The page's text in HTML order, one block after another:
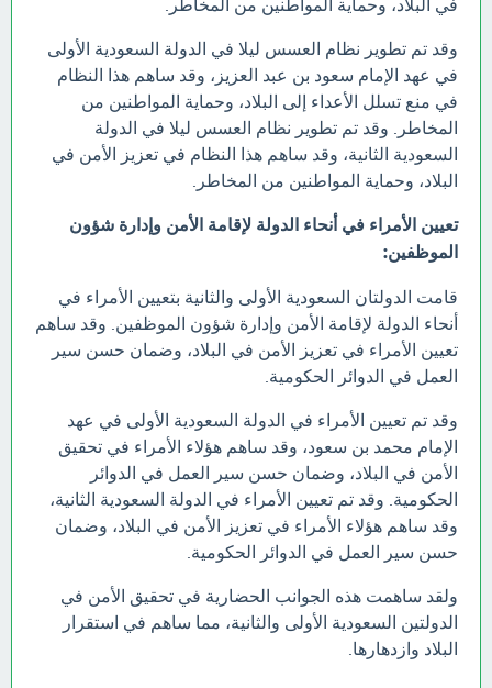
في البلاد، وحماية المواطنين من المخاطر.
وقد تم تطوير نظام العسس ليلا في الدولة السعودية الأولى
في عهد الإمام سعود بن عبد العزيز، وقد ساهم هذا النظام
في منع تسلل الأعداء إلى البلاد، وحماية المواطنين من
المخاطر. وقد تم تطوير نظام العسس ليلا في الدولة
السعودية الثانية، وقد ساهم هذا النظام في تعزيز الأمن في
البلاد، وحماية المواطنين من المخاطر.
تعيين الأمراء في أنحاء الدولة لإقامة الأمن وإدارة شؤون
الموظفين:
قامت الدولتان السعودية الأولى والثانية بتعيين الأمراء في
أنحاء الدولة لإقامة الأمن وإدارة شؤون الموظفين. وقد ساهم
تعيين الأمراء في تعزيز الأمن في البلاد، وضمان حسن سير
العمل في الدوائر الحكومية.
وقد تم تعيين الأمراء في الدولة السعودية الأولى في عهد
الإمام محمد بن سعود، وقد ساهم هؤلاء الأمراء في تحقيق
الأمن في البلاد، وضمان حسن سير العمل في الدوائر
الحكومية. وقد تم تعيين الأمراء في الدولة السعودية الثانية،
وقد ساهم هؤلاء الأمراء في تعزيز الأمن في البلاد، وضمان
حسن سير العمل في الدوائر الحكومية.
ولقد ساهمت هذه الجوانب الحضارية في تحقيق الأمن في
الدولتين السعودية الأولى والثانية، مما ساهم في استقرار
البلاد وازدهارها.